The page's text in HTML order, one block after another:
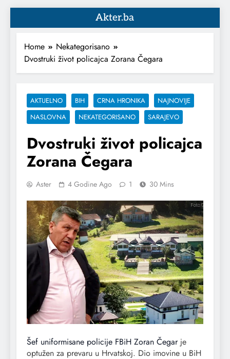
Akter.ba
Home
Nekategorisano
Dvostruki život policajca Zorana Čegara
AKTUELNO BIH CRNA HRONIKA
NAJNOVIJE
NASLOVNA
NEKATEGORISANO SARAJEVO
Dvostruki život policajca
Zorana Čegara
Aster 4 Godine Ago 1 30 Mins
Šef uniformisane policije FBiH Zoran Čegarje
optužen za prevaru u Hrvatskoj. Dio imovine u BiH